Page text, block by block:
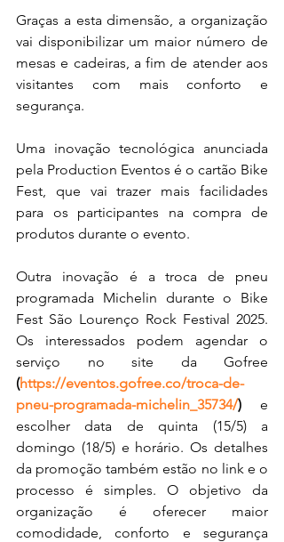
Graças a esta dimensão, a organização
vai disponibilizar um maior número de
mesas e cadeiras, a fim de atender aos
visitantes com mais conforto e
segurança.
Uma inovação tecnológica anunciada
pela Production Eventos é o cartão Bike
Fest, que vai trazer mais facilidades
para os participantes na compra de
produtos durante o evento.
Outra inovação é a troca de pneu
programada Michelin durante o Bike
Fest São Lourenço Rock Festival 2025.
Os interessados podem agendar o
(https://eventos.gofree.co/troca-de-
pneu-programada-michelin_35734/) e
escolher data de quinta (15/5) a
domingo (18/5) e horário. Os detalhes
da promoção também estão no link e o
processo é simples. O objetivo da
organização é oferecer maior
comodidade, conforto e segurança